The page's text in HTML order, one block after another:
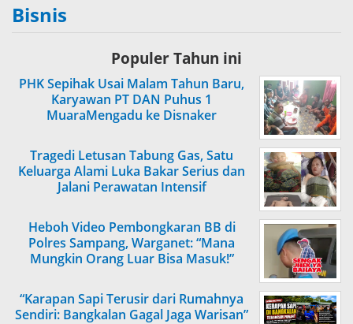
Bisnis
Populer Tahun ini
PHK Sepihak Usai Malam Tahun Baru,
Karyawan PT DAN Puhus 1
MuaraMengadu ke Disnaker
Tragedi Letusan Tabung Gas, Satu
Keluarga Alami Luka Bakar Serius dan
Jalani Perawatan Intensif
Heboh Video Pembongkaran BB di
Polres Sampang, Warganet: “Mana
Mungkin Orang Luar Bisa Masuk!”
“Karapan Sapi Terusir dari Rumahnya
Sendiri: Bangkalan Gagal Jaga Warisan”